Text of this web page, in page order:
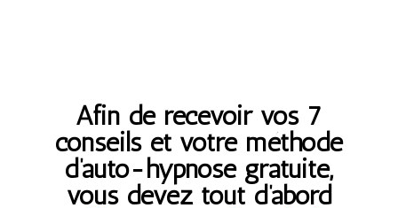
Afin de recevoir vos 7
conseils et votre méthode
d’auto-hypnose gratuite,
vous devez tout d’abord